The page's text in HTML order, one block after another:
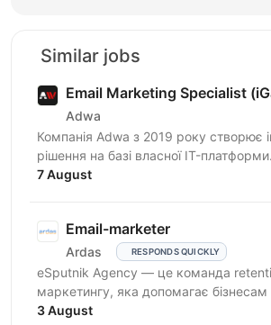
Similar jobs
Email Marketing Specialist
Adwa
Компанія Adwa з 2019 року створює
рішення на базі власної IT-
принцип компанії — поєднання
7 August
Email-marketer
Ardas RESPONDS QUICKLY
eSputnik Agency — це команда
маркетингу, яка допомагає бізнесам
ефективні комунікації з клієнтами за
3 August